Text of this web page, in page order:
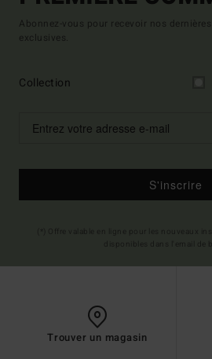
Abonnez-vous pour recevoir nos
exclusives.
Collection
S'inscrire
Trouver un magasin